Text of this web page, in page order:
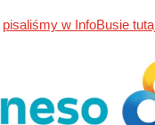
pisaliśmy w InfoBusie